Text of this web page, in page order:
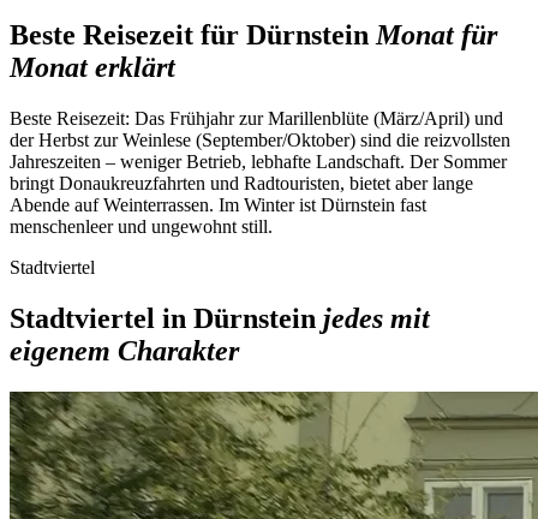
Beste Reisezeit für Dürnstein Monat für
Monat erklärt
Beste Reisezeit: Das Frühjahr zur Marillenblüte (März/April) und
der Herbst zur Weinlese (September/Oktober) sind die reizvollsten
Jahreszeiten – weniger Betrieb, lebhafte Landschaft. Der Sommer
bringt Donaukreuzfahrten und Radtouristen, bietet aber lange
Abende auf Weinterrassen. Im Winter ist Dürnstein fast
menschenleer und ungewohnt still.
Stadtviertel
Stadtviertel in Dürnstein jedes mit
eigenem Charakter